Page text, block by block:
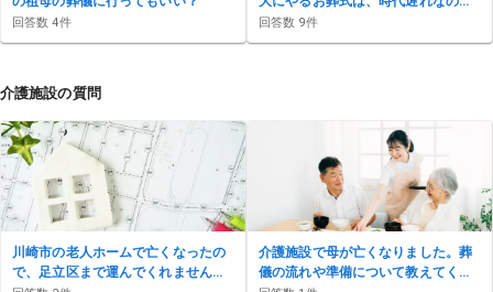
回答数4件
か？
回答数 9件
介護施設の質問
川崎市の老人ホームで亡くなったの
で、足立区まで運んでくれません
介護施設で母が亡くなりました。葬
儀の流れや準備について教えてくだ